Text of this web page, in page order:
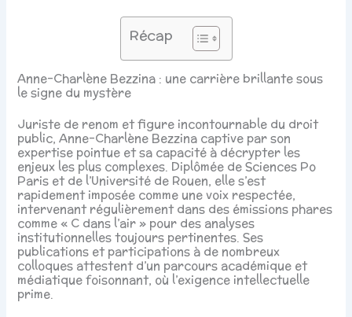
Récap
Anne-Charlène Bezzina : une carrière brillante sous
le signe du mystère
Juriste de renom et figure incontournable du droit
public, Anne-Charlène Bezzina captive par son
expertise pointue et sa capacité à décrypter les
enjeux les plus complexes. Diplômée de Sciences Po
Paris et de l’Université de Rouen, elle s’est
rapidement imposée comme une voix respectée,
intervenant régulièrement dans des émissions phares
comme « C dans l’air » pour des analyses
institutionnelles toujours pertinentes. Ses
publications et participations à de nombreux
colloques attestent d’un parcours académique et
médiatique foisonnant, où l’exigence intellectuelle
prime.